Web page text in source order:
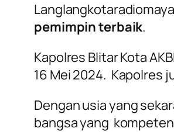
pemimpin terbaik.
Kapolres Blitar Kota
16 Mei 2024. Kapolres
Dengan usia yang
bangsa yang